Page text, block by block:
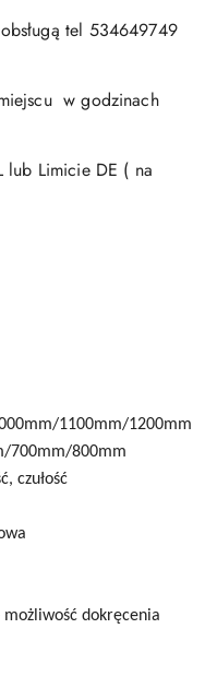
tel 534649749
w godzinach
lub Limicie DE ( na
1100mm/1200mm
700mm/800mm
czułość
dokręcenia